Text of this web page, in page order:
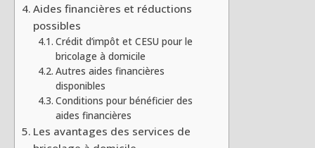
Aides financières et réductions
possibles
Crédit d’impôt et CESU pour le
bricolage à domicile
Autres aides financières
disponibles
Conditions pour bénéficier des
aides financières
Les avantages des services de